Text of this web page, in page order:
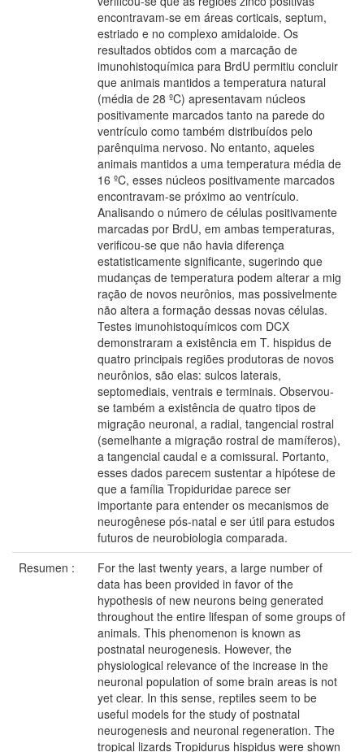
encontravam-se em áreas corticais, septum,
estriado e no complexo amidaloide. Os
resultados obtidos com a marcação de
imunohistoquímica para BrdU permitiu concluir
que animais mantidos a temperatura natural
(média de 28 ºC) apresentavam núcleos
positivamente marcados tanto na parede do
ventrículo como também distribuídos pelo
parênquima nervoso. No entanto, aqueles
animais mantidos a uma temperatura média de
16 ºC, esses núcleos positivamente marcados
encontravam-se próximo ao ventrículo.
Analisando o número de células positivamente
marcadas por BrdU, em ambas temperaturas,
verificou-se que não havia diferença
estatisticamente significante, sugerindo que
mudanças de temperatura podem alterar a mig
ração de novos neurônios, mas possivelmente
não altera a formação dessas novas células.
Testes imunohistoquímicos com DCX
demonstraram a existência em T. hispidus de
quatro principais regiões produtoras de novos
neurônios, são elas: sulcos laterais,
septomediais, ventrais e terminais. Observou-
se também a existência de quatro tipos de
migração neuronal, a radial, tangencial rostral
(semelhante a migração rostral de mamíferos),
a tangencial caudal e a comissural. Portanto,
esses dados parecem sustentar a hipótese de
que a família Tropiduridae parece ser
importante para entender os mecanismos de
neurogênese pós-natal e ser útil para estudos
futuros de neurobiologia comparada.
Resumen :
For the last twenty years, a large number of
data has been provided in favor of the
hypothesis of new neurons being generated
throughout the entire lifespan of some groups of
animals. This phenomenon is known as
postnatal neurogenesis. However, the
physiological relevance of the increase in the
neuronal population of some brain areas is not
yet clear. In this sense, reptiles seem to be
useful models for the study of postnatal
neurogenesis and neuronal regeneration. The
tropical lizards Tropidurus hispidus were shown